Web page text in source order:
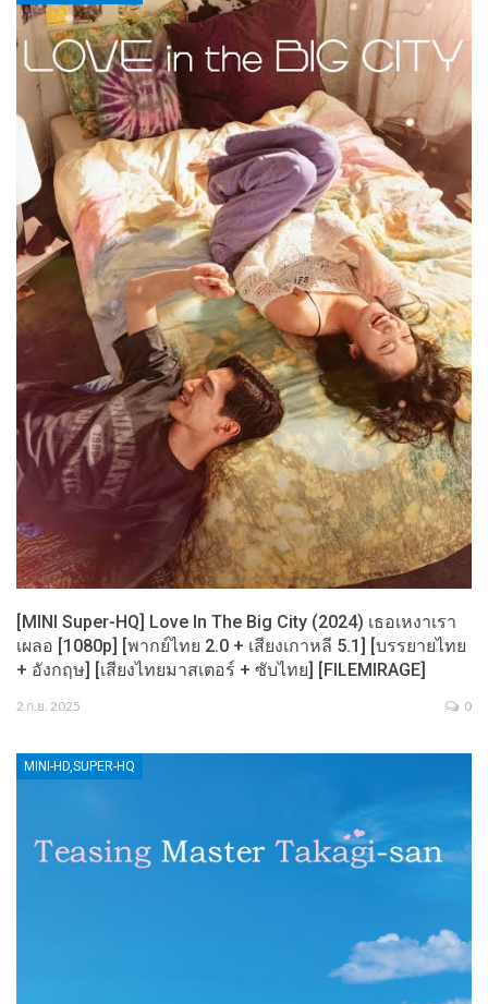
[MINI Super-HQ] Love In The Big City (2024) เธอเหงาเรา
เผลอ [1080p] [พากย์ไทย 2.0 + เสียงเกาหลี 5.1] [บรรยายไทย
+ อังกฤษ] [เสียงไทยมาสเตอร์ + ซับไทย] [FILEMIRAGE]
2 ก.ย. 2025 0
MINI-HD,SUPER-HQ